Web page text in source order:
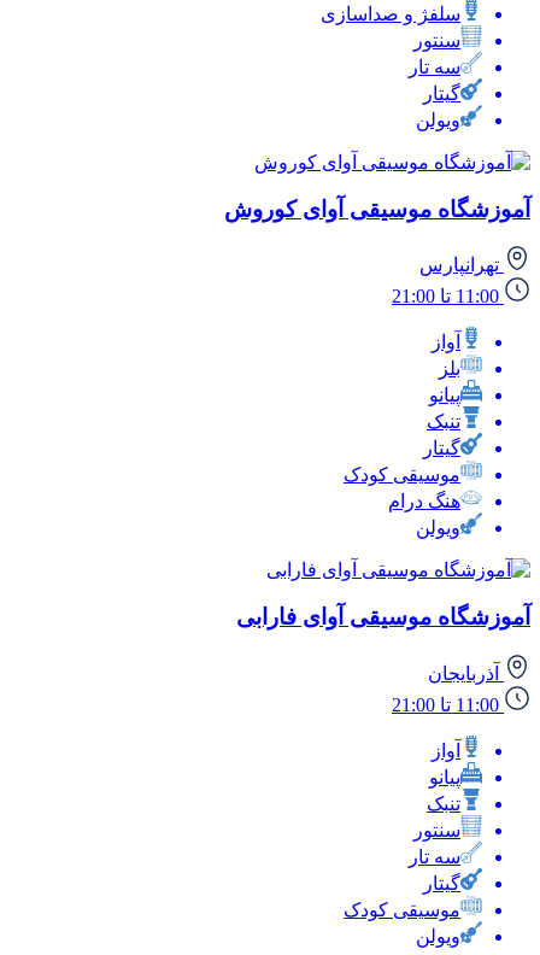
سلفژ و صداسازی
سنتور
سه تار
گیتار
ویولن
آموزشگاه موسیقی آوای کوروش
تهرانپارس
11:00 تا 21:00
آواز
بلز
پیانو
تنبک
گیتار
موسیقی کودک
هنگ درام
ویولن
آموزشگاه موسیقی آوای فارابی
آذربایجان
11:00 تا 21:00
آواز
پیانو
تنبک
سنتور
سه تار
گیتار
موسیقی کودک
ویولن